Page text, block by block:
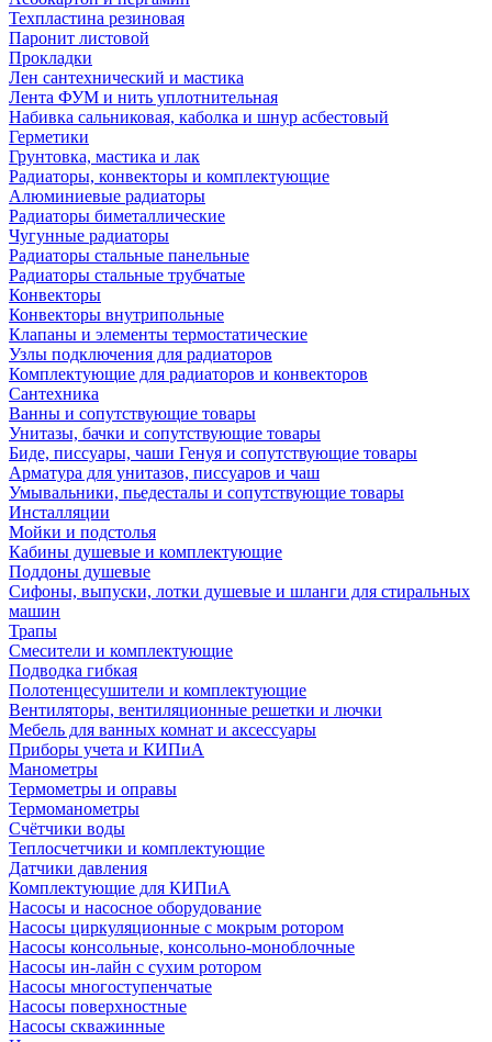
Техпластина резиновая
Паронит листовой
Прокладки
Лен сантехнический и мастика
Лента ФУМ и нить уплотнительная
Набивка сальниковая, каболка и шнур асбестовый
Герметики
Грунтовка, мастика и лак
Радиаторы, конвекторы и комплектующие
Алюминиевые радиаторы
Радиаторы биметаллические
Чугунные радиаторы
Радиаторы стальные панельные
Радиаторы стальные трубчатые
Конвекторы
Конвекторы внутрипольные
Клапаны и элементы термостатические
Узлы подключения для радиаторов
Комплектующие для радиаторов и конвекторов
Сантехника
Ванны и сопутствующие товары
Унитазы, бачки и сопутствующие товары
Биде, писсуары, чаши Генуя и сопутствующие товары
Арматура для унитазов, писсуаров и чаш
Умывальники, пьедесталы и сопутствующие товары
Инсталляции
Мойки и подстолья
Кабины душевые и комплектующие
Поддоны душевые
Сифоны, выпуски, лотки душевые и шланги для стиральных
машин
Трапы
Смесители и комплектующие
Подводка гибкая
Полотенцесушители и комплектующие
Вентиляторы, вентиляционные решетки и лючки
Мебель для ванных комнат и аксессуары
Приборы учета и КИПиА
Манометры
Термометры и оправы
Термоманометры
Счётчики воды
Теплосчетчики и комплектующие
Датчики давления
Комплектующие для КИПиА
Насосы и насосное оборудование
Насосы циркуляционные с мокрым ротором
Насосы консольные, консольно-моноблочные
Насосы ин-лайн с сухим ротором
Насосы многоступенчатые
Насосы поверхностные
Насосы скважинные